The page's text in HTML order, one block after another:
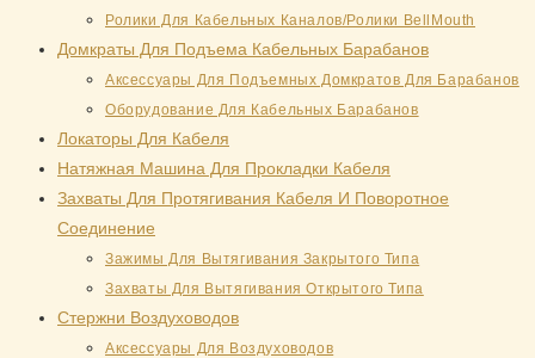
Ролики Для Кабельных Каналов/Ролики BellMouth
Домкраты Для Подъема Кабельных Барабанов
Аксессуары Для Подъемных Домкратов Для Барабанов
Оборудование Для Кабельных Барабанов
Локаторы Для Кабеля
Натяжная Mашина Для Прокладки Кабеля
Захваты Для Протягивания Кабеля И Поворотное
Соединение
Зажимы Для Вытягивания Закрытого Типа
Захваты Для Вытягивания Открытого Типа
Стержни Воздуховодов
Аксессуары Для Воздуховодов